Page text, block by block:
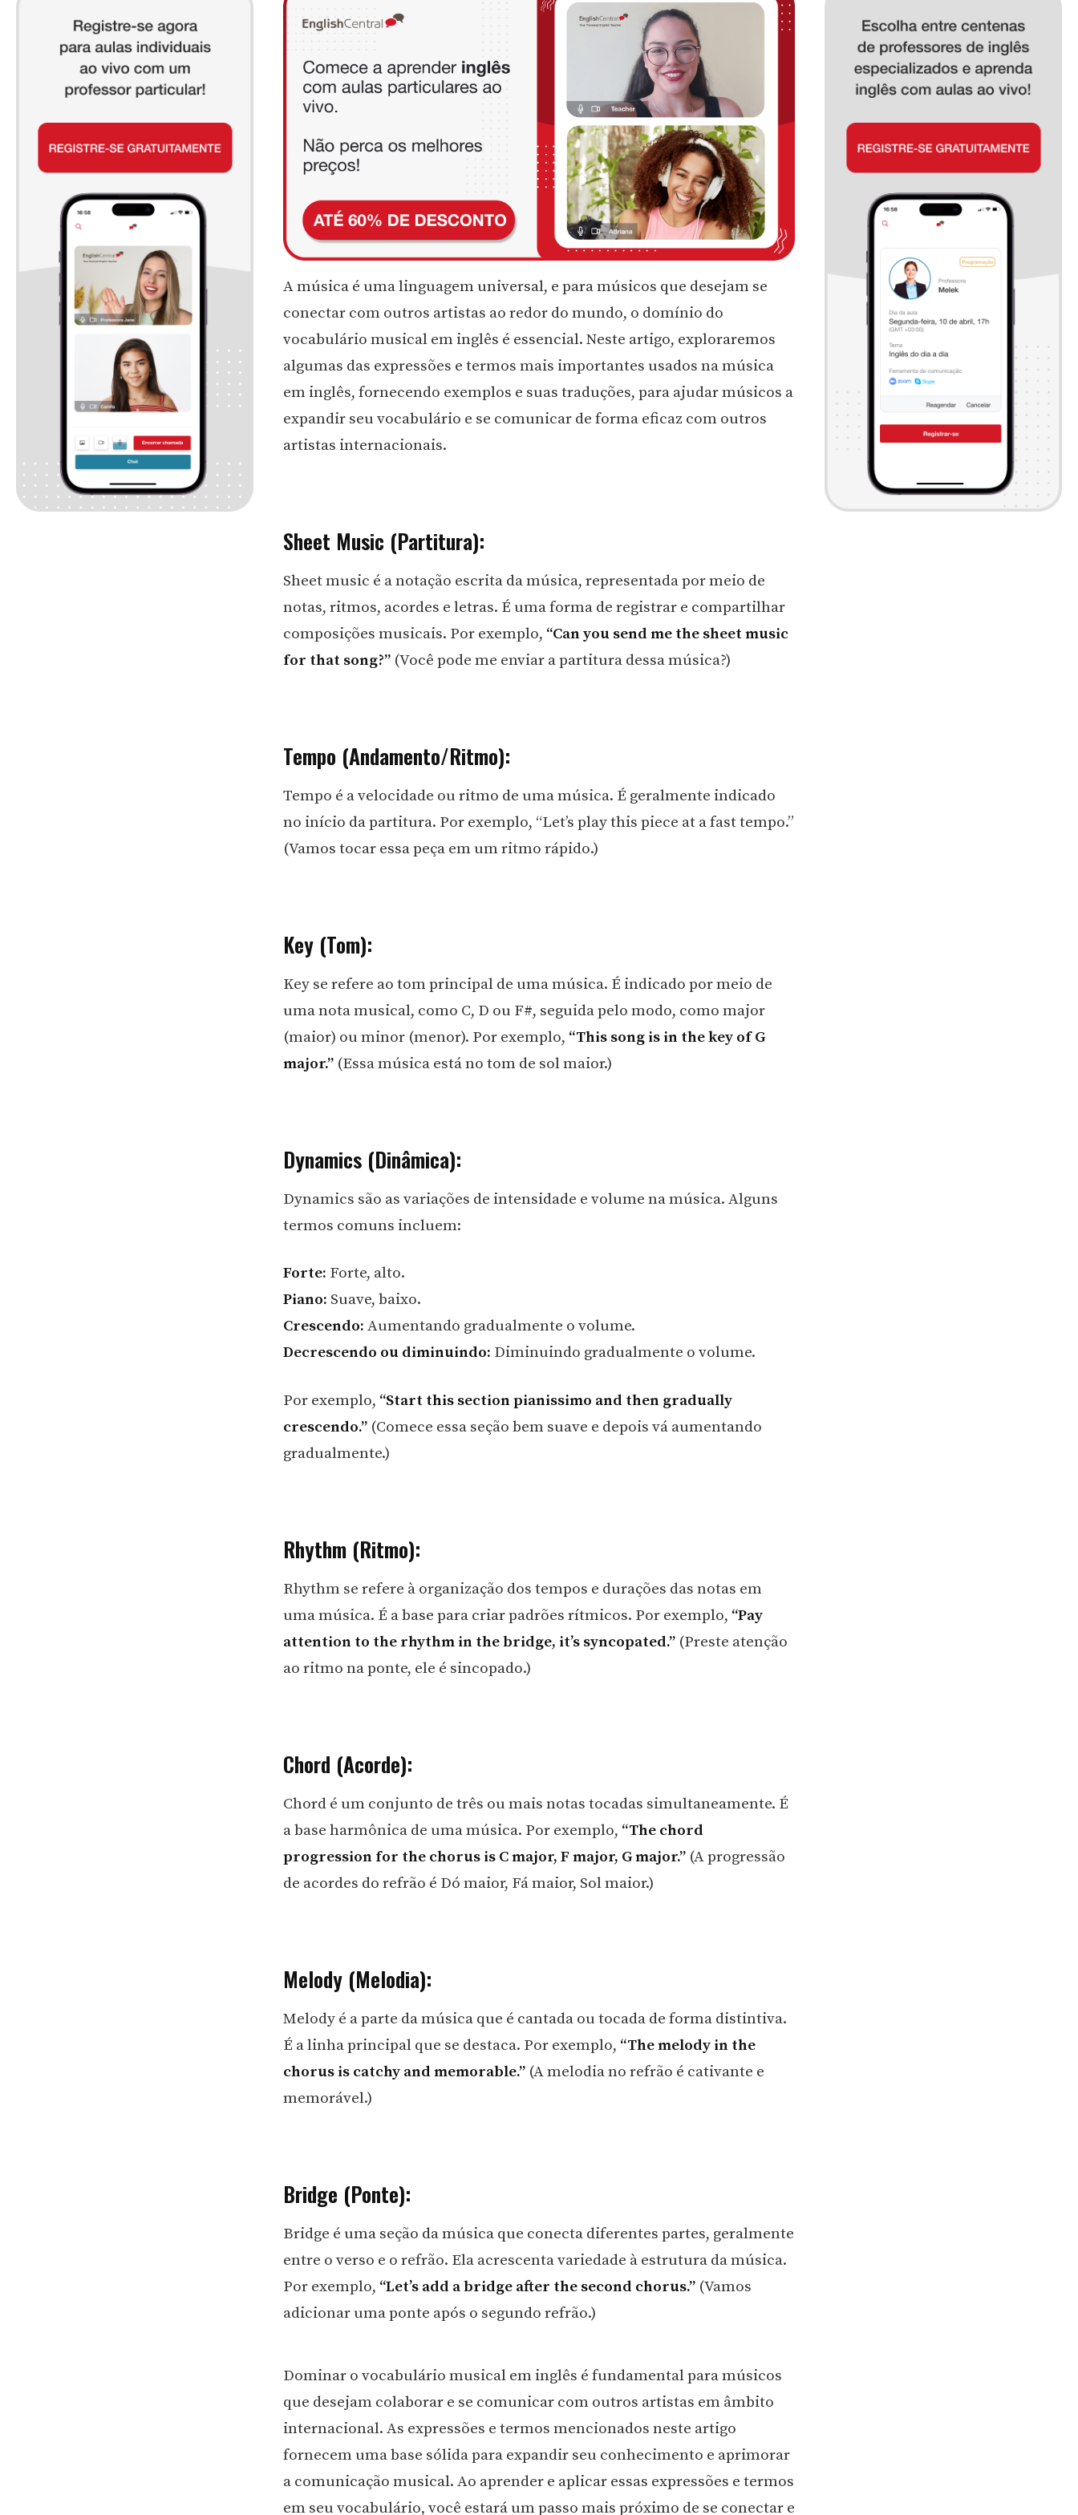
A música é uma linguagem universal, e para músicos que desejam se
conectar com outros artistas ao redor do mundo, o domínio do
vocabulário musical em inglês é essencial. Neste artigo, exploraremos
algumas das expressões e termos mais importantes usados na música
em inglês, fornecendo exemplos e suas traduções, para ajudar músicos a
expandir seu vocabulário e se comunicar de forma eficaz com outros
artistas internacionais.
Sheet Music (Partitura):
Sheet music é a notação escrita da música, representada por meio de
notas, ritmos, acordes e letras. É uma forma de registrar e compartilhar
composições musicais. Por exemplo, “Can you send me the sheet music
for that song?”(Você pode me enviar a partitura dessa música?)
Tempo (Andamento/Ritmo):
Tempo é a velocidade ou ritmo de uma música. É geralmente indicado
no início da partitura. Por exemplo, “Let’s play this piece at a fast tempo.”
(Vamos tocar essa peça em um ritmo rápido.)
Key (Tom):
Key se refere ao tom principal de uma música. É indicado por meio de
uma nota musical, como C, D ou F#, seguida pelo modo, como major
(maior) ou minor (menor). Por exemplo, “This song is in the key of G
major.”(Essa música está no tom de sol maior.)
Dynamics (Dinâmica):
Dynamics são as variações de intensidade e volume na música. Alguns
termos comuns incluem:
Forte: Forte, alto.
Piano: Suave, baixo.
Crescendo: Aumentando gradualmente o volume.
Decrescendo ou diminuindo: Diminuindo gradualmente o volume.
Por exemplo, “Start this section pianissimo and then gradually
crescendo.”(Comece essa seção bem suave e depois vá aumentando
gradualmente.)
Rhythm (Ritmo):
Rhythm se refere à organização dos tempos e durações das notas em
uma música. É a base para criar padrões rítmicos. Por exemplo, “Pay
attention to the rhythm in the bridge, it’s syncopated.”(Preste atenção
ao ritmo na ponte, ele é sincopado.)
Chord (Acorde):
Chord é um conjunto de três ou mais notas tocadas simultaneamente. É
a base harmônica de uma música. Por exemplo, “The chord
progression for the chorus is C major, F major, G major.”(A progressão
de acordes do refrão é Dó maior, Fá maior, Sol maior.)
Melody (Melodia):
Melody é a parte da música que é cantada ou tocada de forma distintiva.
É a linha principal que se destaca. Por exemplo, “The melody in the
chorus is catchy and memorable.”(A melodia no refrão é cativante e
memorável.)
Bridge (Ponte):
Bridge é uma seção da música que conecta diferentes partes, geralmente
entre o verso e o refrão. Ela acrescenta variedade à estrutura da música.
Por exemplo, “Let’s add a bridge after the second chorus.”(Vamos
adicionar uma ponte após o segundo refrão.)
Dominar o vocabulário musical em inglês é fundamental para músicos
que desejam colaborar e se comunicar com outros artistas em âmbito
internacional. As expressões e termos mencionados neste artigo
fornecem uma base sólida para expandir seu conhecimento e aprimorar
a comunicação musical. Ao aprender e aplicar essas expressões e termos
em seu vocabulário, você estará um passo mais próximo de se conectar e